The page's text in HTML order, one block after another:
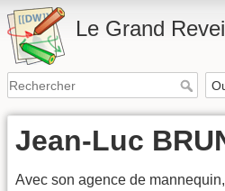
Le Grand
Jean-Luc
Avec son agence de